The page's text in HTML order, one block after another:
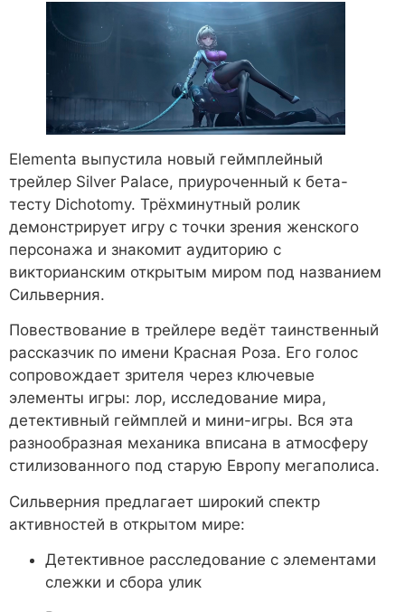
Elementa выпустила новый геймплейный
трейлер Silver Palace, приуроченный к бета-
тесту Dichotomy. Трёхминутный ролик
демонстрирует игру с точки зрения женского
персонажа и знакомит аудиторию с
викторианским открытым миром под названием
Сильверния.
Повествование в трейлере ведёт таинственный
рассказчик по имени Красная Роза. Его голос
сопровождает зрителя через ключевые
элементы игры: лор, исследование мира,
детективный геймплей и мини-игры. Вся эта
разнообразная механика вписана в атмосферу
стилизованного под старую Европу мегаполиса.
Сильверния предлагает широкий спектр
активностей в открытом мире:
Детективное расследование с элементами
слежки и сбора улик